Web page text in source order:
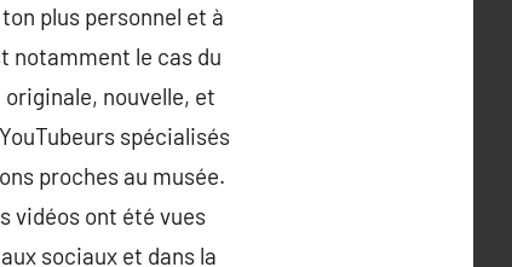
plus personnel et à
notamment le cas du
nouvelle, et
spécialisés
proches au musée.
vidéos ont été vues
sociaux et dans la